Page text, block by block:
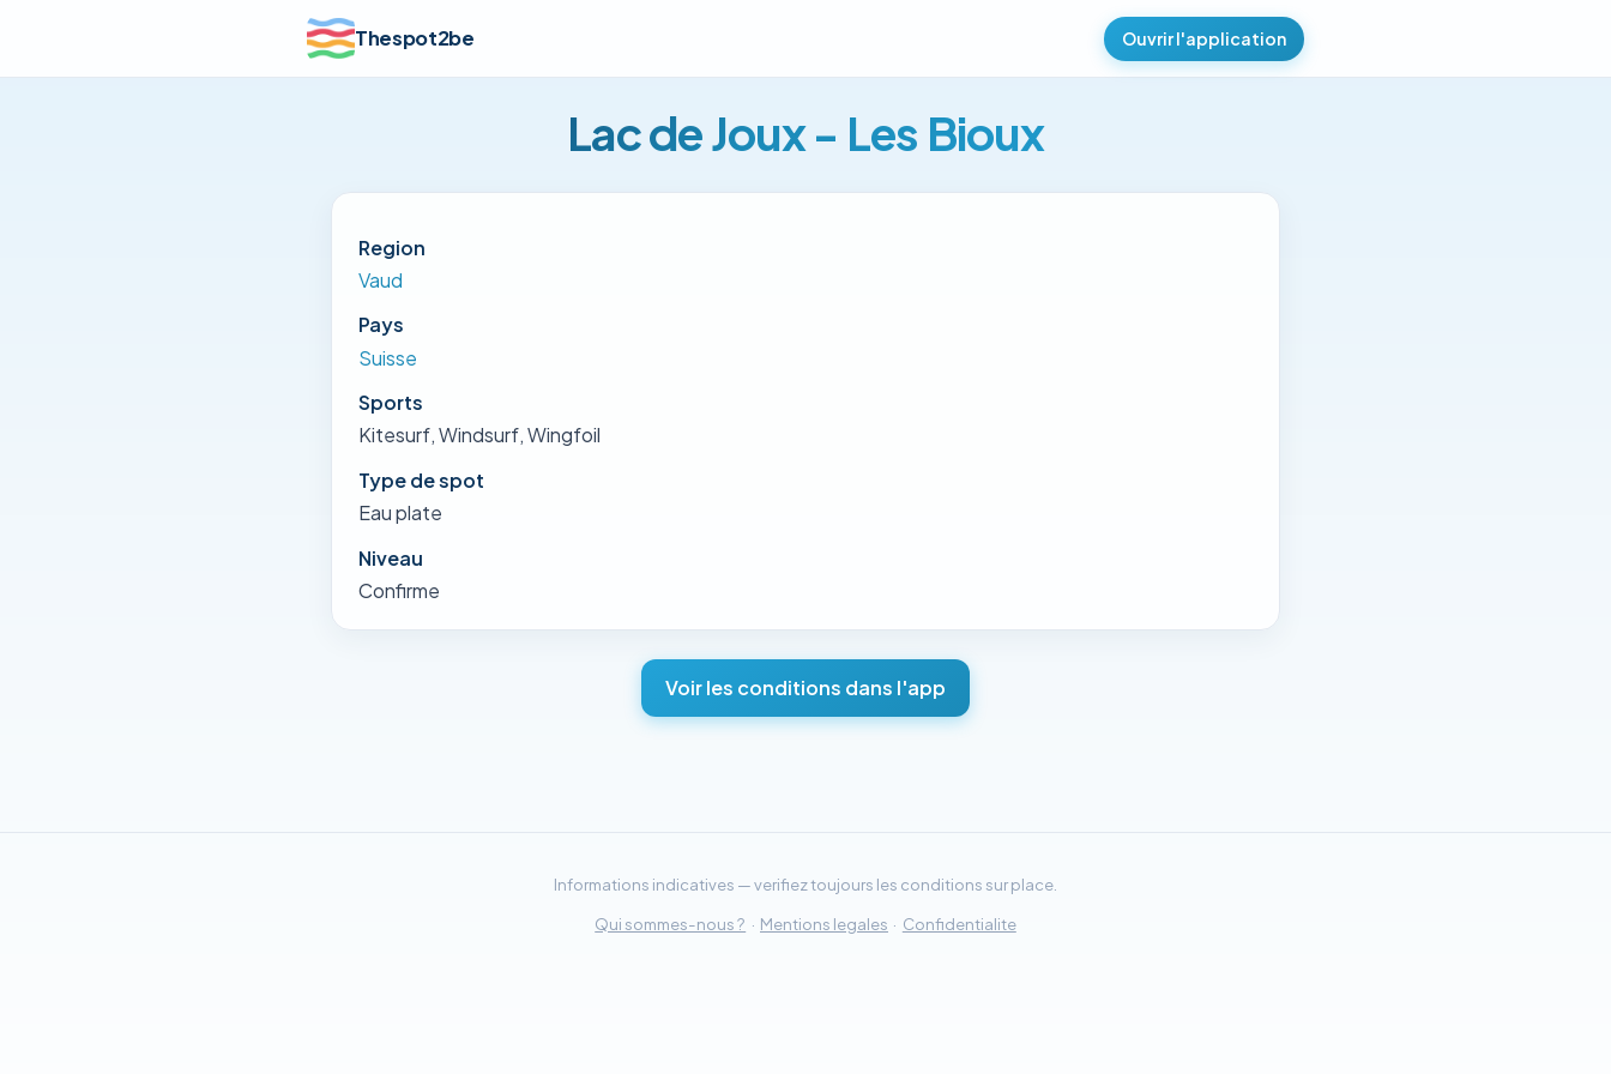
Thespot2be Ouvrir l'application
Lac de Joux - Les Bioux
Region
Vaud
Pays
Suisse
Sports
Kitesurf, Windsurf, Wingfoil
Type de spot
Eau plate
Niveau
Confirme
Voir les conditions dans l'app
Informations indicatives — verifiez toujours les conditions sur place.
Qui sommes-nous ? · Mentions legales · Confidentialite